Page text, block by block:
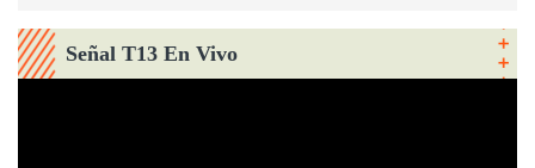
Señal T13 En Vivo